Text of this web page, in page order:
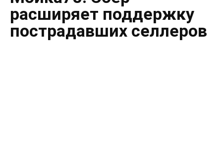
расширяет поддержку
пострадавших селлеров